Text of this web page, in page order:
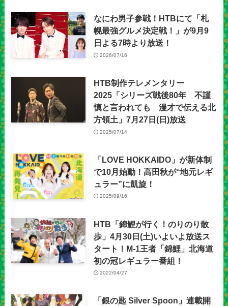
なにわ男子参戦！HTBにて「札
幌最強グルメ決定戦！」が9月9
日よる7時より放送！
2026/07/16
HTB制作テレメンタリー
2025「シリーズ戦後80年 不謹
慎と言われても 漫才で伝える北
方領土」7月27日(日)放送
2025/07/14
「LOVE HOKKAIDO」が新体制
で10月始動！高田秋が“地元レギ
ュラー”に凱旋！
2025/09/16
HTB「錦鯉が行く！のりのり散
歩」4月30日(土)いよいよ放送ス
タート！M-1王者「錦鯉」北海道
初の冠レギュラー番組！
2022/04/27
「銀の匙 Silver Spoon」連載開